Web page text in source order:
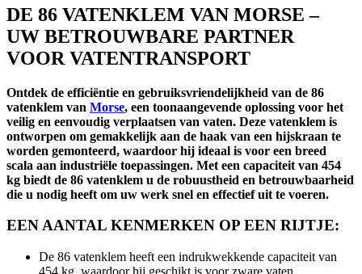
DE 86 VATENKLEM VAN MORSE –
UW BETROUWBARE PARTNER
VOOR VATENTRANSPORT
Ontdek de efficiëntie en gebruiksvriendelijkheid van de 86
vatenklem van Morse, een toonaangevende oplossing voor het
veilig en eenvoudig verplaatsen van vaten. Deze vatenklem is
ontworpen om gemakkelijk aan de haak van een hijskraan te
worden gemonteerd, waardoor hij ideaal is voor een breed
scala aan industriële toepassingen. Met een capaciteit van 454
kg biedt de 86 vatenklem u de robuustheid en betrouwbaarheid
die u nodig heeft om uw werk snel en effectief uit te voeren.
EEN AANTAL KENMERKEN OP EEN RIJTJE:
De 86 vatenklem heeft een indrukwekkende capaciteit van
454 kg, waardoor hij geschikt is voor zware vaten.